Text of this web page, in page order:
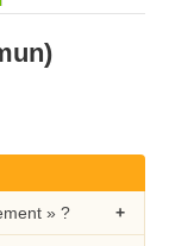
» ?